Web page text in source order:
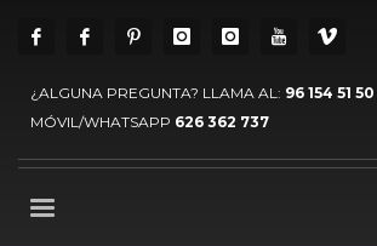
¿ALGUNA PREGUNTA? LLAMA AL: 96 154 51 50
MÓVIL/WHATSAPP 626 362 737